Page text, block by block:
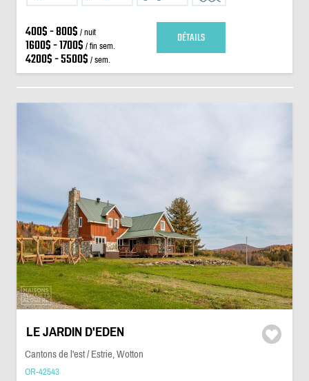
400$ - 800$ / nuit
1600$ - 1700$ / fin sem.
4200$ - 5500$ / sem.
DÉTAILS
LE JARDIN D'EDEN
Cantons de l'est / Estrie, Wotton
OR-42543